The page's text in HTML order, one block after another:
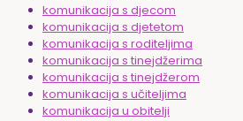
komunikacija s djecom
komunikacija s djetetom
komunikacija s roditeljima
komunikacija s tinejdžerima
komunikacija s tinejdžerom
komunikacija s učiteljima
komunikacija u obitelji